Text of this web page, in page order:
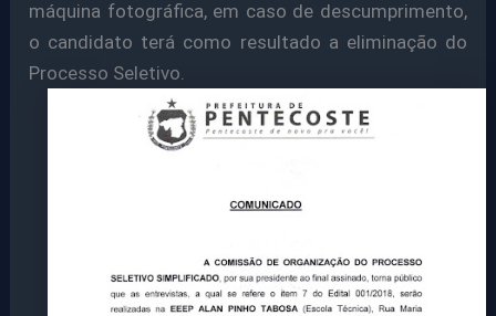
máquina fotográfica, em caso de descumprimento,
o candidato terá como resultado a eliminação do
Processo Seletivo